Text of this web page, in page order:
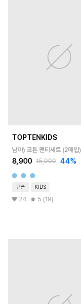
TOPTENKIDS
남아) 코튼 팬티세트 (2매입)
8,900 15,900 44%
쿠폰 KIDS
24 5 (19)